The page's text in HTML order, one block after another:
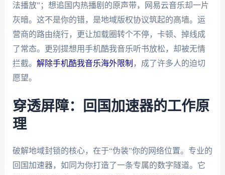
法播放”；想追国内热播剧的原声带，网易云音乐却一片
灰暗。这不是你的错，是地域版权协议筑起的高墙。运
营商的路由绕行，更让加载圈转个不停，卡顿、掉线成
了常态。更别提想用手机酷我音乐听书放松，却被无情
拦截。 解除手机酷我音乐海外限制 ，成了许多人的迫切
愿望。
穿透屏障：回国加速器的工作原
理
破解地域封锁的核心，在于“伪装”你的网络位置。专业的
回国加速器，如同为你打造了一条专属的数字隧道。它